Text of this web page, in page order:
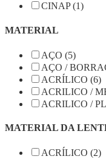
CINAP (1)
MATERIAL
AÇO (5)
AÇO /
ACRÍLICO (6)
ACRILICO /
ACRILICO /
MATERIAL DA
ACRÍLICO (2)